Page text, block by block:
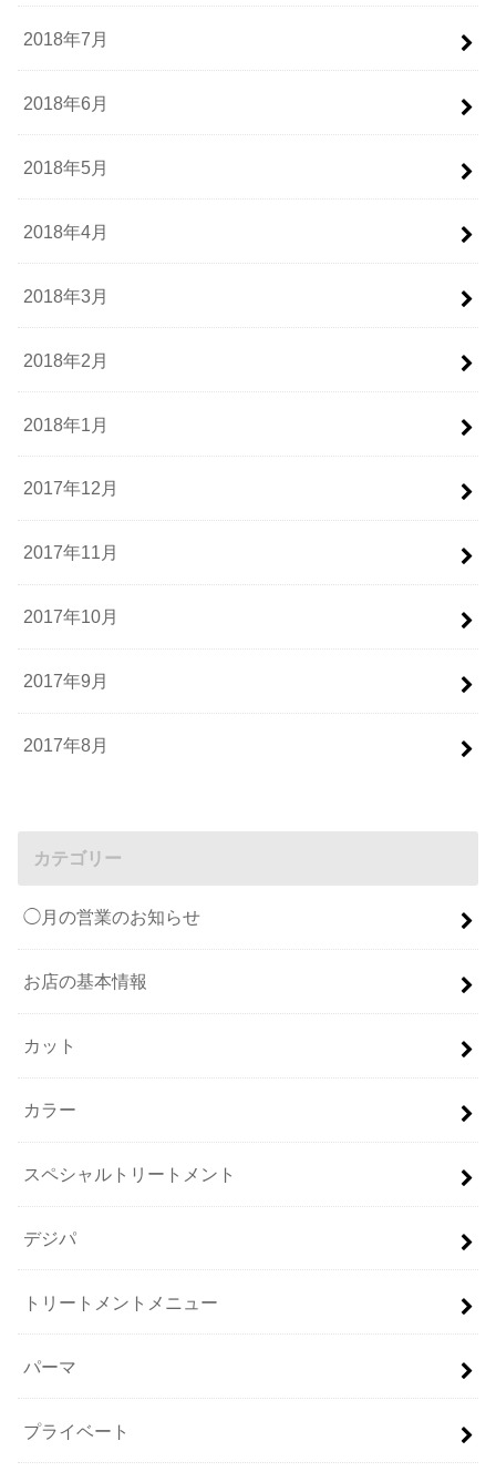
2018年7月
2018年6月
2018年5月
2018年4月
2018年3月
2018年2月
2018年1月
2017年12月
2017年11月
2017年10月
2017年9月
2017年8月
カテゴリー
◯月の営業のお知らせ
お店の基本情報
カット
カラー
スペシャルトリートメント
デジパ
トリートメントメニュー
パーマ
プライベート